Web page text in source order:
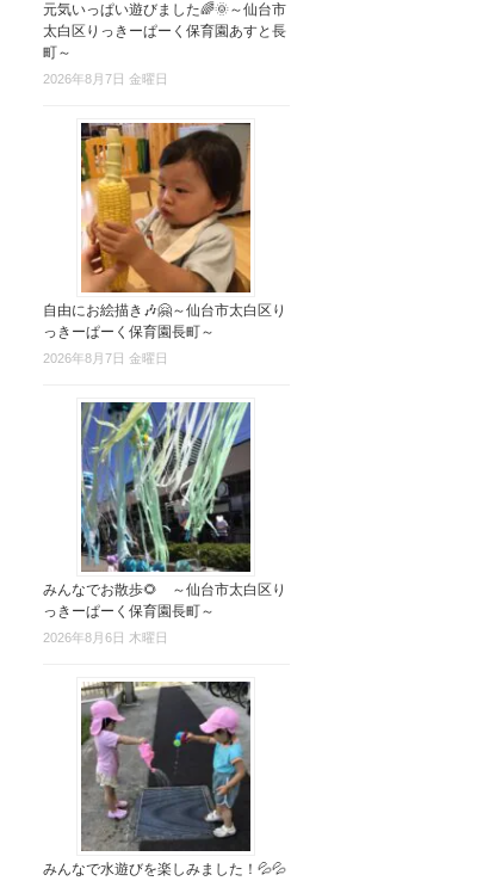
元気いっぱい遊びました🌈🌞～仙台市
太白区りっきーぱーく保育園あすと長
町～
2026年8月7日 金曜日
自由にお絵描き🎶🤗～仙台市太白区り
っきーぱーく保育園長町～
2026年8月7日 金曜日
みんなでお散歩🌻 ～仙台市太白区り
っきーぱーく保育園長町～
2026年8月6日 木曜日
みんなで水遊びを楽しみました！💦💦